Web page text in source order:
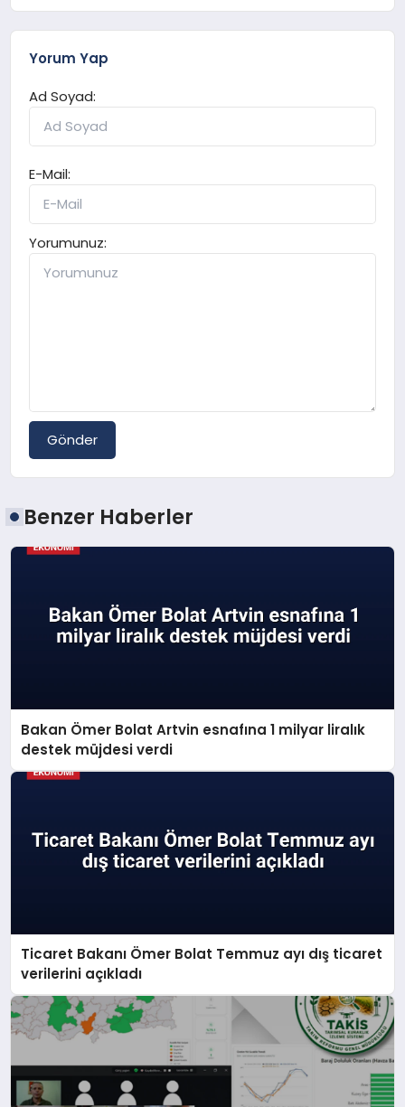
Yorum Yap
Ad Soyad:
E-Mail:
Yorumunuz:
Gönder
Benzer Haberler
Bakan Ömer Bolat Artvin esnafına 1 milyar liralık
destek müjdesi verdi
Ticaret Bakanı Ömer Bolat Temmuz ayı dış ticaret
verilerini açıkladı